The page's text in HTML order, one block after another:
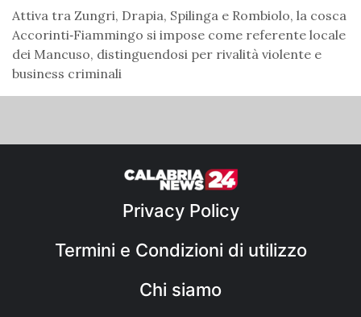
Attiva tra Zungri, Drapia, Spilinga e Rombiolo, la cosca
Accorinti‑Fiammingo si impose come referente locale
dei Mancuso, distinguendosi per rivalità violente e
business criminali
Privacy Policy
Termini e Condizioni di utilizzo
Chi siamo